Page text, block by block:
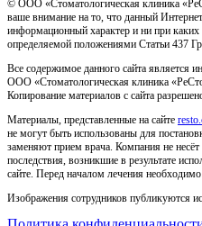
© ООО «Стоматологическая клиника
ваше внимание на то, что данный
информационный характер и ни при
определяемой положениями Статьи 437
Все содержимое данного сайта является
ООО «Стоматологическая клиника
Копирование материалов с сайта
Материалы, представленные на сайте
не могут быть использованы для
заменяют прием врача. Компания не
последствия, возникшие в результате
сайте. Перед началом лечения
Изображения сотрудников публикуются